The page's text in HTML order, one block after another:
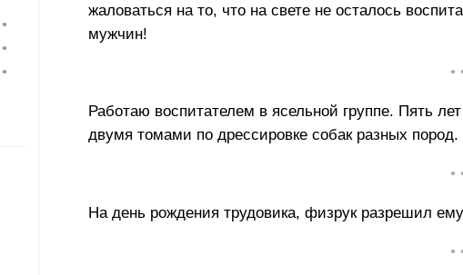
•
•
•
жаловаться на то, что на свете не осталось
мужчин!
•
Работаю воспитателем в ясельной группе. Пять
двумя томами по дрессировке собак разных пород.
•
На день рождения трудовика, физрук разрешил
•